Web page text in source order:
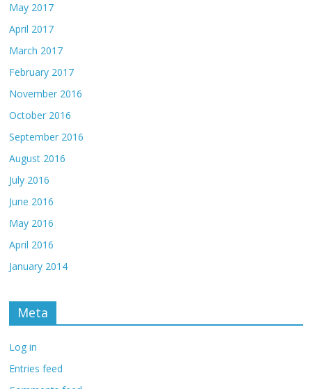
May 2017
April 2017
March 2017
February 2017
November 2016
October 2016
September 2016
August 2016
July 2016
June 2016
May 2016
April 2016
January 2014
Meta
Log in
Entries feed